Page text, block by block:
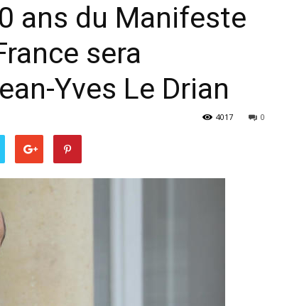
ans du Manifeste
sera
Yves Le Drian
0
4017